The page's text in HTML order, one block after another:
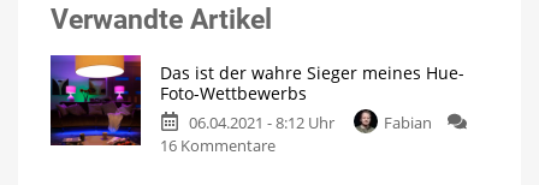
Verwandte Artikel
Das ist der wahre Sieger meines Hue-
Foto-Wettbewerbs
06.04.2021 - 8:12 Uhr
Fabian
16 Kommentarezu